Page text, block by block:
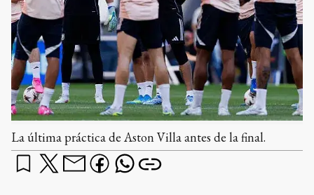
La última práctica de Aston Villa antes de la final.